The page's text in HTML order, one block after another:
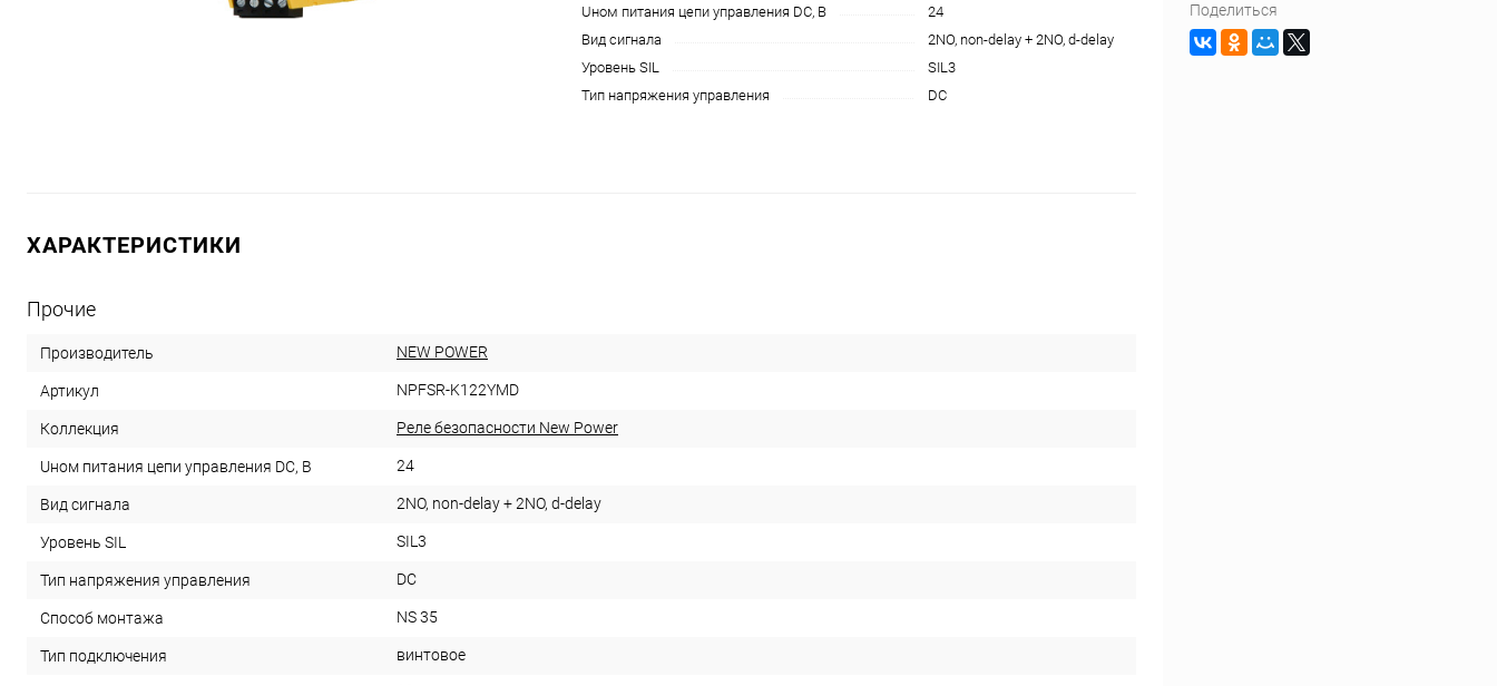
Uном питания цепи управления DC, В
24
Вид сигнала
2NO, non-delay + 2NO, d-delay
Уровень SIL
SIL3
Тип напряжения управления
DC
ХАРАКТЕРИСТИКИ
Прочие
Производитель NEW POWER
Артикул NPFSR-K122YMD
Коллекция Реле безопасности New Power
Uном питания цепи управления DC, В 24
Вид сигнала 2NO, non-delay + 2NO, d-delay
Уровень SIL SIL3
Тип напряжения управления DC
Способ монтажа NS 35
Тип подключения винтовое
Поделиться